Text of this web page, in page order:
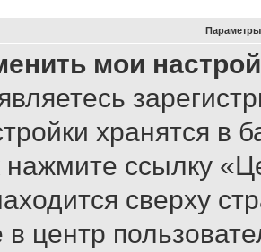
Параметры
мои
хранятся в
нажмите ссылку
сверху
в центр